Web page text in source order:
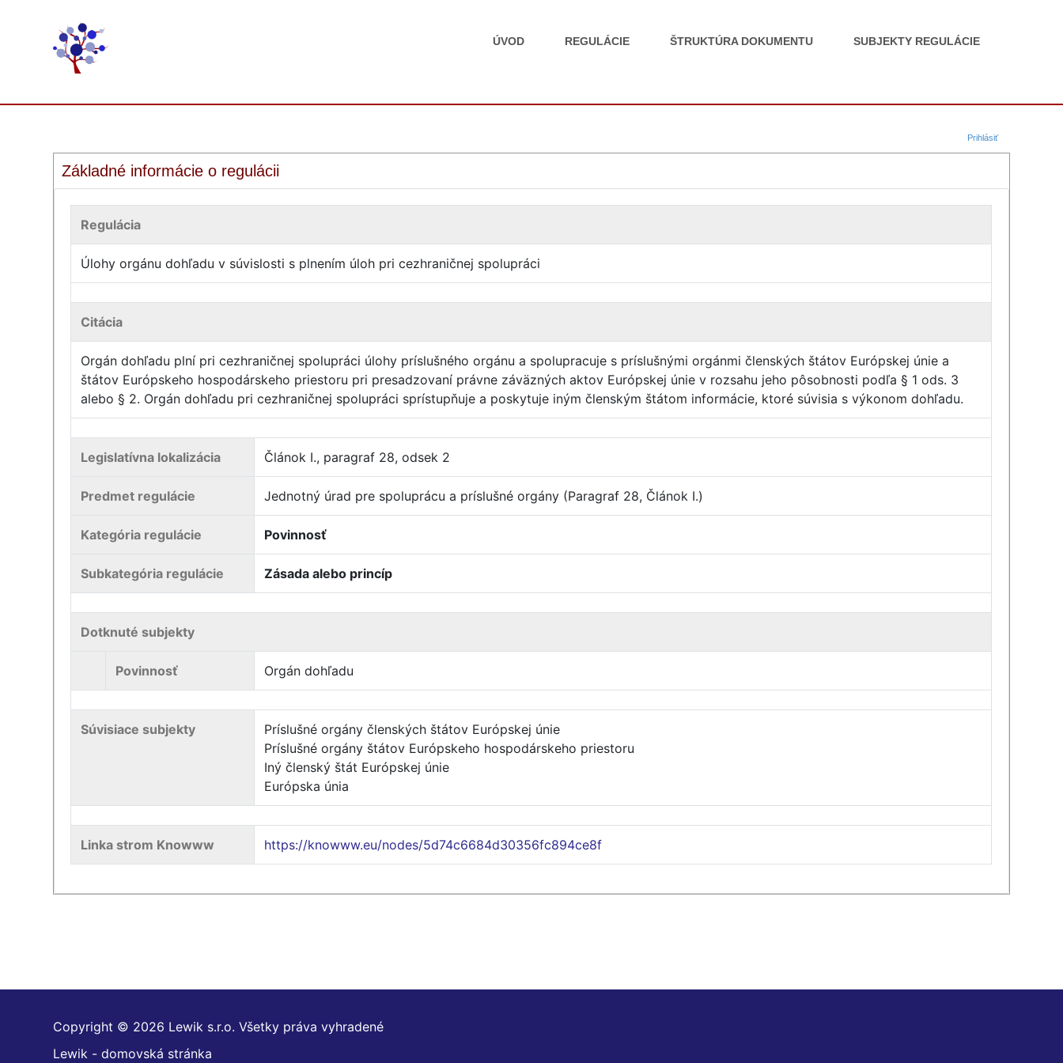
ÚVOD REGULÁCIE ŠTRUKTÚRA DOKUMENTU SUBJEKTY REGULÁCIE
Prihlásiť
Základné informácie o regulácii
Regulácia
Úlohy orgánu dohľadu v súvislosti s plnením úloh pri cezhraničnej spolupráci
Citácia
Orgán dohľadu plní pri cezhraničnej spolupráci úlohy príslušného orgánu a spolupracuje s príslušnými orgánmi členských štátov Európskej únie a
štátov Európskeho hospodárskeho priestoru pri presadzovaní právne záväzných aktov Európskej únie v rozsahu jeho pôsobnosti podľa § 1 ods. 3
alebo § 2. Orgán dohľadu pri cezhraničnej spolupráci sprístupňuje a poskytuje iným členským štátom informácie, ktoré súvisia s výkonom dohľadu.
Legislatívna lokalizácia Článok I., paragraf 28, odsek 2
Predmet regulácie Jednotný úrad pre spoluprácu a príslušné orgány (Paragraf 28, Článok I.)
Kategória regulácie Povinnosť
Subkategória regulácie Zásada alebo princíp
Dotknuté subjekty
Povinnosť Orgán dohľadu
Súvisiace subjekty
Príslušné orgány členských štátov Európskej únie
Príslušné orgány štátov Európskeho hospodárskeho priestoru
Iný členský štát Európskej únie
Európska únia
Linka strom Knowww https://knowww.eu/nodes/5d74c6684d30356fc894ce8f
Copyright © 2026 Lewik s.r.o. Všetky práva vyhradené
Lewik - domovská stránka